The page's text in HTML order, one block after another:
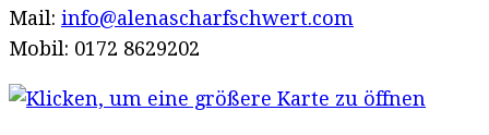
Mail: info@alenascharfschwert.com
Mobil: 0172 8629202